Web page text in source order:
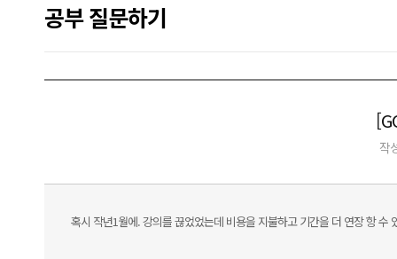
뉴
공부 질문하기
작
혹시 작년1월에. 강의를 끊었었는데 비용을 지불하고 기간을 더 연장 항 수